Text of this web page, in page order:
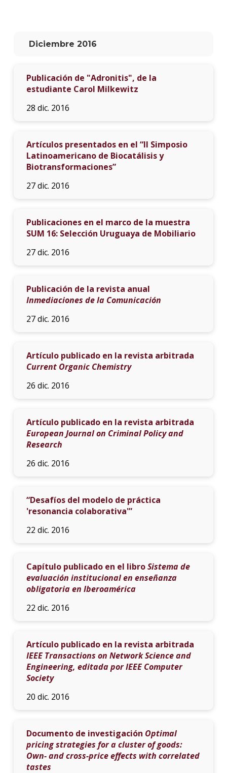
Diciembre 2016
Publicación de "Adronitis", de la
estudiante Carol Milkewitz
28 dic. 2016
Artículos presentados en el “II Simposio
Latinoamericano de Biocatálisis y
Biotransformaciones”
27 dic. 2016
Publicaciones en el marco de la muestra
SUM 16: Selección Uruguaya de Mobiliario
27 dic. 2016
Publicación de la revista anual
Inmediaciones de la Comunicación
27 dic. 2016
Artículo publicado en la revista arbitrada
Current Organic Chemistry
26 dic. 2016
Artículo publicado en la revista arbitrada
European Journal on Criminal Policy and
Research
26 dic. 2016
“Desafíos del modelo de práctica
'resonancia colaborativa'”
22 dic. 2016
Capítulo publicado en el libroSistema de
evaluación institucional en enseñanza
obligatoria en Iberoamérica
22 dic. 2016
Artículo publicado en la revista arbitrada
IEEE Transactions on Network Science and
Engineering, editada por IEEE Computer
Society
20 dic. 2016
Documento de investigación Optimal
pricing strategies for a cluster of goods:
Own- and cross-price effects with correlated
tastes